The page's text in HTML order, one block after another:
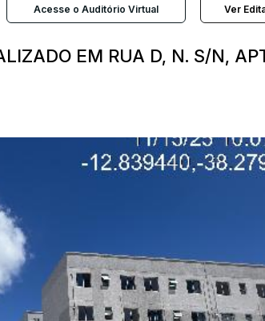
Acesse o Auditório Virtual Ver
EM RUA D, N. S/N,